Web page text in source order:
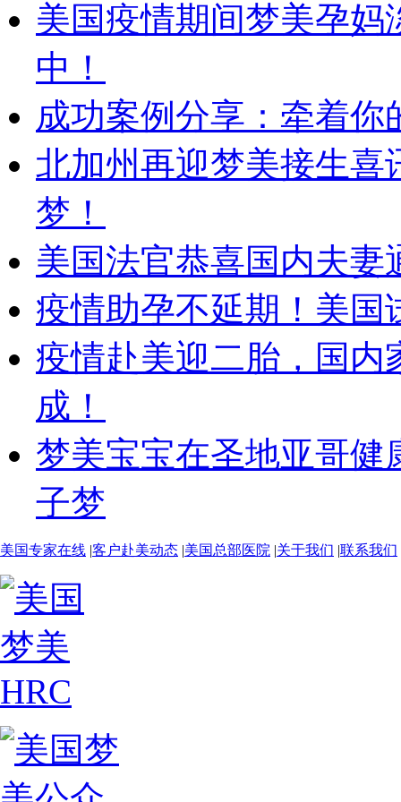
美国疫情期间梦美孕
中！
成功案例分享：牵着你
北加州再迎梦美接生喜
梦！
美国法官恭喜国内夫
疫情助孕不延期！美国
疫情赴美迎二胎，国内
成！
梦美宝宝在圣地亚哥健
子梦
美国专家在线 |客户赴美动态 |美国总部医院 |关于我们 |联系我们